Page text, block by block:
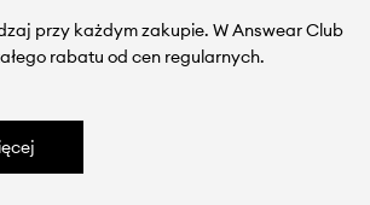
przy każdym zakupie. W Answear Club
rabatu od cen regularnych.